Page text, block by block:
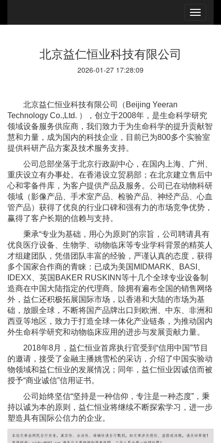
北京益仁恒业科技有限公司
2026-01-27 17:28:09
北京益仁恒业科技有限公司（Beijing Yeeran
Technology Co.,Ltd. ），创立于2008年，是生命科学研究
领域设备服务供应商，我们致力于为生命科学的提升贡献智
慧和力量，成为国内的科技企业，目前已为800多个实验室
提供科研产品方案及技术服务支持。
公司总部坐落于北京行政副中心，在国内上海、广州、
重庆设立有办事处。在香港设立贸易部；在北京建立售后中
心和零备件库，为客户提供产品及服务。公司已在动物科研
领域（影像产品、手术室产品、检验产品、神经产品、心血
管产品）获得了优良的行业口碑和强有力的市场竞争优势，
赢得了客户长期的信赖与支持。
秉承“专业为基础，用心为原则”的宗旨，公司聘请具有
优良医疗设备、生物学、动物临床等专业学科背景的精英人
才组建团队，凭借团队丰富的经验，严谨认真的态度，获得
多个国家合作商的青睐：已成为美国MIDMARK、BASI、
IDEXX、英国BAKER RUSKINN等十几个全球专业设备制
造商在中国大陆指定的代理商。除拥有遍布全国的销售网络
外，益仁还积极拓展国际市场，以香港和大陆的市场为基
础，放眼全球，不断将国产品牌出口到欧洲、中东、非洲和
西亚等地区，致力于打造全球一体化产业链条，为推动国内
外生命科学研究和动物临床应用的进步与发展贡献力量。
2018年8月，益仁恒业首席执行官受到“信用中国”节目
的邀请，接受了金融主播姚雪松的采访，介绍了中国实验动
物领域和益仁恒业的发展情况；同年，益仁恒业因诚信而被
授予“商业诚信”信用证书。
公司始终坚信“坚持是一种信仰，专注是一种态度”，秉
持以诚为本的原则，益仁恒业将继续不断探索学习，进一步
塑造具有国际公信力的企业。